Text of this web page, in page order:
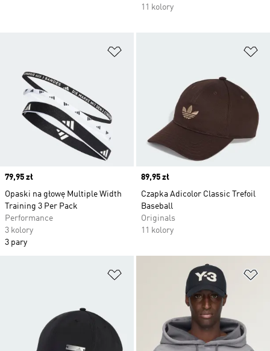
11 kolory
Price
79,95 zł
Opaski na głowę Multiple Width
Training 3 Per Pack
Performance
3 kolory
3 pary
Price
89,95 zł
Czapka Adicolor Classic Trefoil
Baseball
Originals
11 kolory
Dodaj do listy życzeń